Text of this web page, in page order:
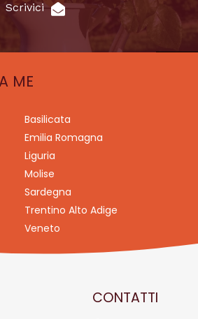
Scrivici
ME
Basilicata
Emilia Romagna
Liguria
Molise
Sardegna
Trentino Alto Adige
Veneto
CONTATTI